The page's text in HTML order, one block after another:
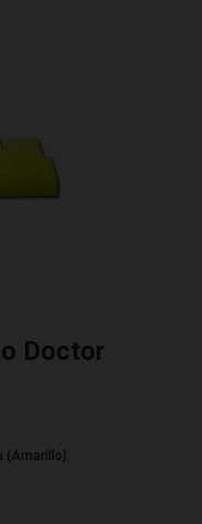
Doctor
(Amarillo)